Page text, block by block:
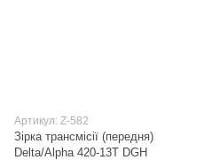
Артикул: Z-582
Зірка трансмісії (передня)
Delta/Alpha 420-13T DGH